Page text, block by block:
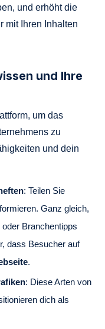
und erhöht die
mit Ihren Inhalten
und Ihre
um das
zu
und dein
: Teilen Sie
Ganz gleich,
Branchentipps
dass Besucher auf
.
: Diese Arten von
dich als